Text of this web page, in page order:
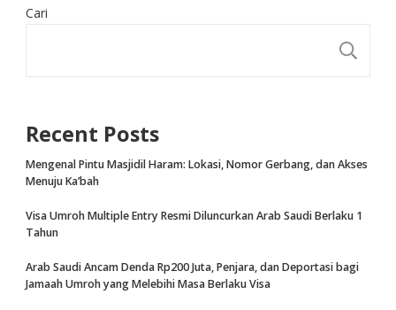
Cari
Recent Posts
Mengenal Pintu Masjidil Haram: Lokasi, Nomor Gerbang, dan Akses
Menuju Ka’bah
Visa Umroh Multiple Entry Resmi Diluncurkan Arab Saudi Berlaku 1
Tahun
Arab Saudi Ancam Denda Rp200 Juta, Penjara, dan Deportasi bagi
Jamaah Umroh yang Melebihi Masa Berlaku Visa